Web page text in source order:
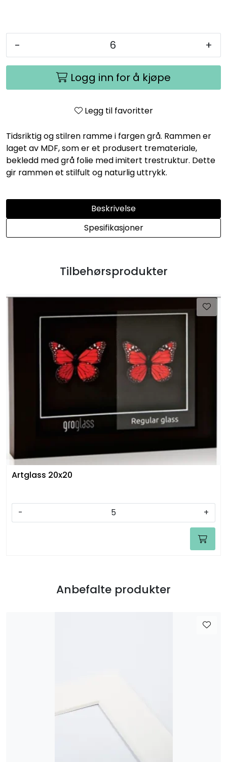
- +
Logg inn for å kjøpe
Legg til favoritter
Tidsriktig og stilren ramme i fargen grå. Rammen er
laget av MDF, som er et produsert tremateriale,
bekledd med grå folie med imitert trestruktur. Dette
gir rammen et stilfult og naturlig uttrykk.
Beskrivelse
Spesifikasjoner
Tilbehørsprodukter
Artglass 20x20
- +
Anbefalte produkter